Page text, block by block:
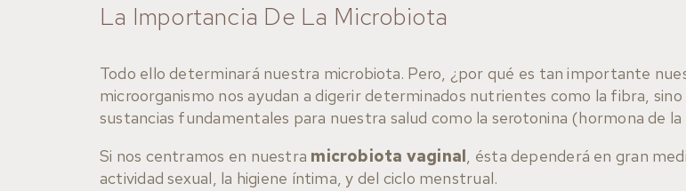
La Importancia De La Microbiota
Todo ello determinará nuestra microbiota. Pero, ¿por qué es tan importante
microorganismo nos ayudan a digerir determinados nutrientes como la fibra,
sustancias fundamentales para nuestra salud como la serotonina (hormona de
Si nos centramos en nuestra microbiota vaginal, ésta dependerá en gran
actividad sexual, la higiene íntima, y del ciclo menstrual.